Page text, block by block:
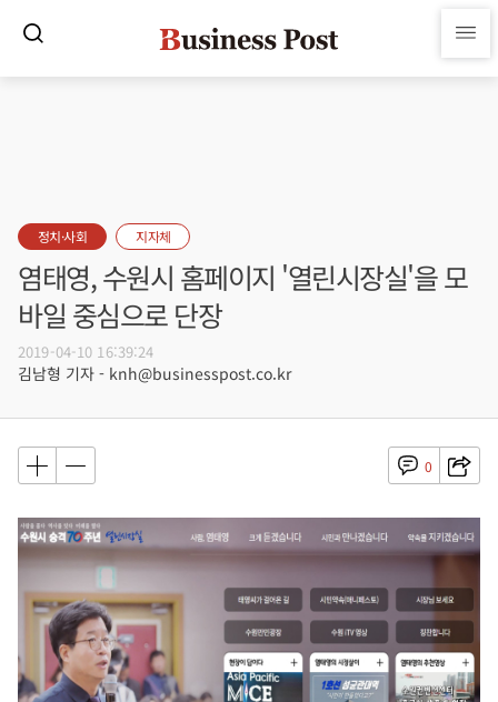
정치·사회 지자체
염태영, 수원시 홈페이지 '열린시장실'을 모
바일 중심으로 단장
2019-04-10 16:39:24
김남형 기자 - knh@businesspost.co.kr
0